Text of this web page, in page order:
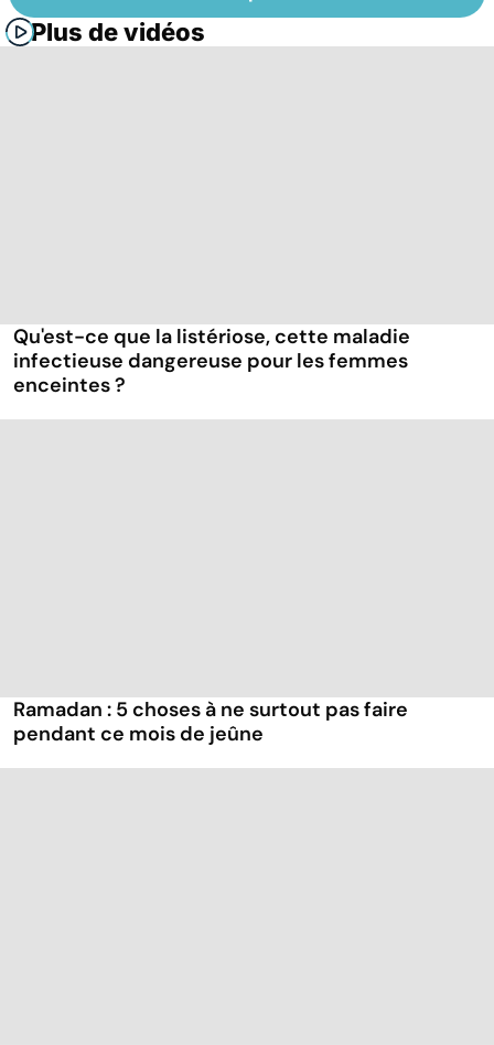
Plus de vidéos
Qu'est-ce que la listériose, cette maladie
infectieuse dangereuse pour les femmes
enceintes ?
Ramadan : 5 choses à ne surtout pas faire
pendant ce mois de jeûne